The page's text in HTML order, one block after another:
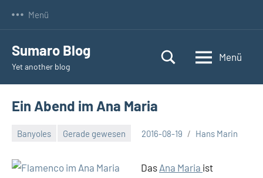
Menü
Sumaro Blog
Yet another blog
Menü
Ein Abend im Ana Maria
Banyoles Gerade gewesen 2016-08-19 Hans Marin
Keine
Das Ana Maria ist